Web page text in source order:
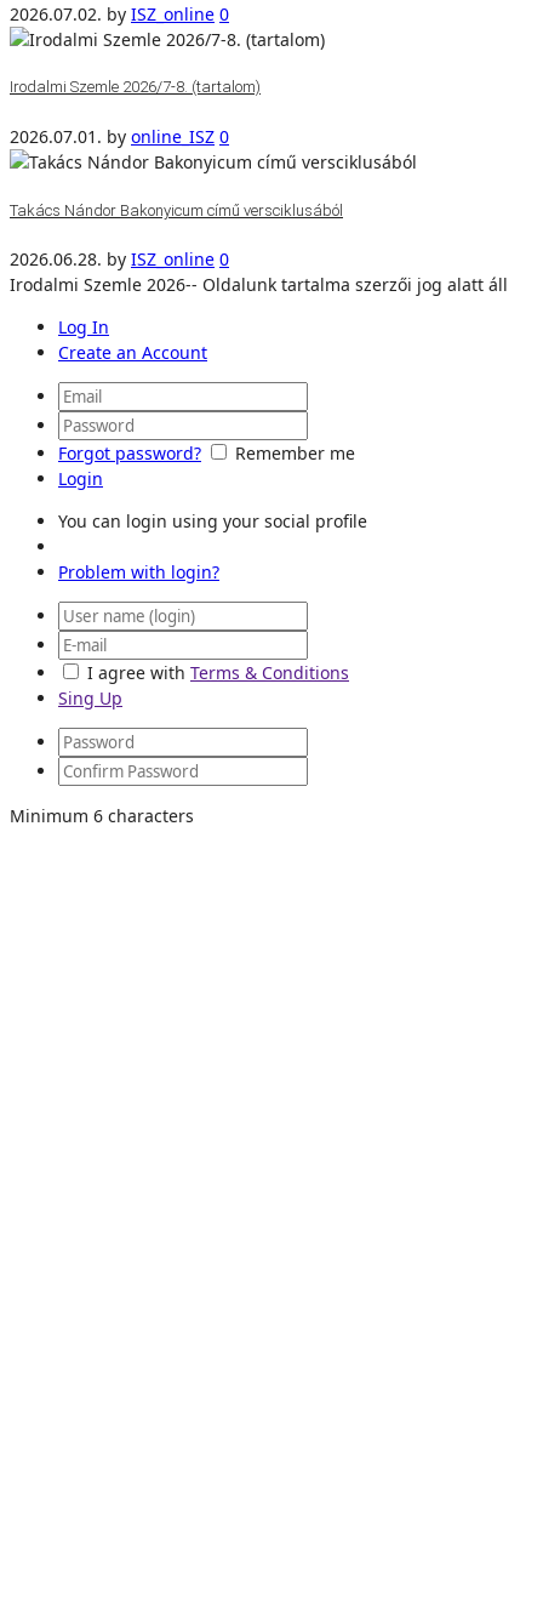
2026.07.02. by ISZ_online 0
Irodalmi Szemle 2026/7-8. (tartalom)
2026.07.01. by online_ISZ 0
Takács Nándor Bakonyicum című versciklusából
2026.06.28. by ISZ_online 0
Irodalmi Szemle 2026-- Oldalunk tartalma szerzői jog alatt áll
Log In
Create an Account
Forgot password?
Remember me
Login
You can login using your social profile
Problem with login?
I agree with Terms & Conditions
Sing Up
Minimum 6 characters